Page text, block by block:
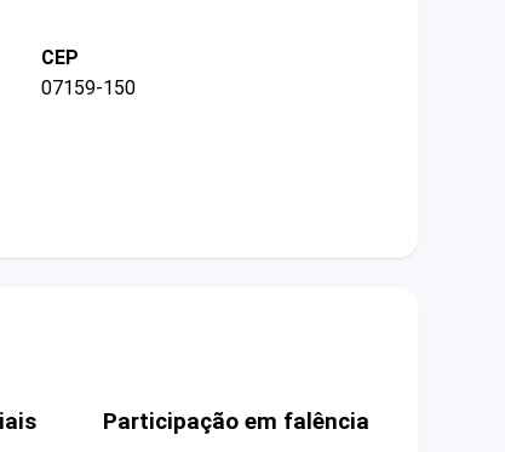
CEP
07159-150
Participação em falência